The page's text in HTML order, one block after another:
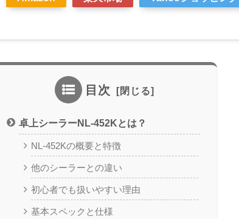
目次
卓上シーラーNL-452Kとは？
NL-452Kの概要と特徴
他のシーラーとの違い
初心者でも扱いやすい理由
基本スペックと仕様